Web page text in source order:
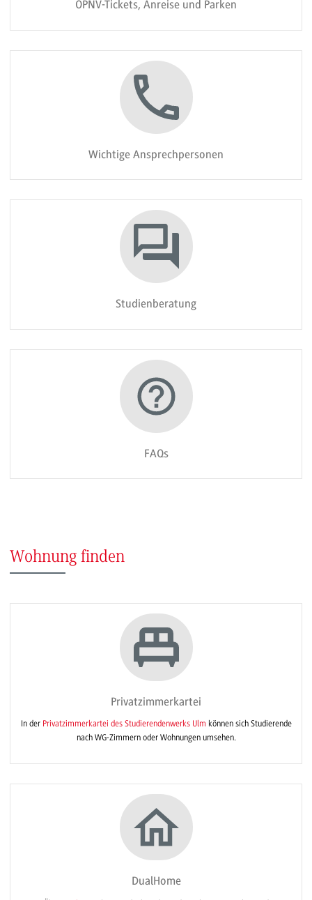
ÖPNV-Tickets, Anreise und Parken
Wichtige Ansprechpersonen
Studienberatung
FAQs
Wohnung finden
Privatzimmerkartei
In der Privatzimmerkartei des Studierendenwerks Ulm können sich Studierende
nach WG-Zimmern oder Wohnungen umsehen.
DualHome